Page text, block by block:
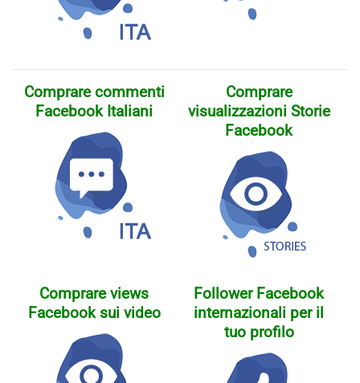
Comprare commenti
Facebook Italiani
Comprare
visualizzazioni Storie
Facebook
Comprare views
Facebook sui video
Follower Facebook
internazionali per il
tuo profilo